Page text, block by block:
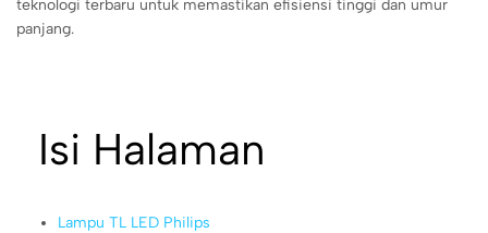
teknologi terbaru untuk memastikan efisiensi tinggi dan umur
panjang.
Isi Halaman
Lampu TL LED Philips